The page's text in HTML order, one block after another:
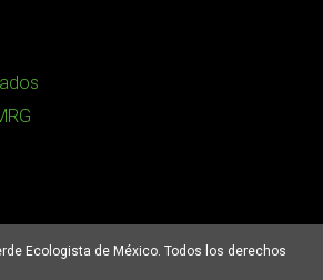
Ecologista de México. Todos los derechos